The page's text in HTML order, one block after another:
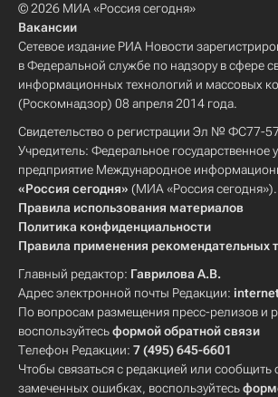
© 2026 МИА «Россия сегодня»
Вакансии
Сетевое издание РИА Новости
в Федеральной службе по надзору в сфере
информационных технологий и массовых
(Роскомнадзор) 08 апреля 2014 года.
Свидетельство о регистрации Эл № ФС77-
Учредитель: Федеральное государственное
предприятие Международное
«Россия сегодня» (МИА «Россия сегодня»).
Правила использования материалов
Политика конфиденциальности
Правила применения рекомендательных
Главный редактор: Гаврилова А.В.
Адрес электронной почты Редакции:
По вопросам размещения пресс-релизов и
воспользуйтесьформой обратной связи
Телефон Редакции: 7 (495) 645-6601
Чтобы связаться с редакцией или сообщить
замеченных ошибках, воспользуйтесь